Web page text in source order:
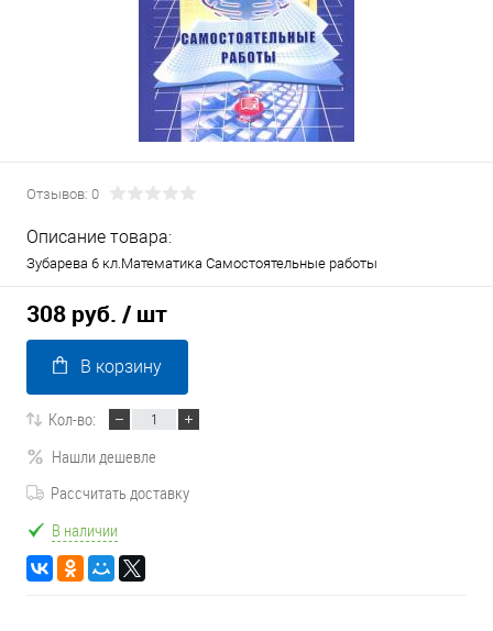
Отзывов: 0
Описание товара:
Зубарева 6 кл.Математика Самостоятельные работы
308 руб. / шт
В корзину
Кол-во:
Нашли дешевле
Рассчитать доставку
В наличии